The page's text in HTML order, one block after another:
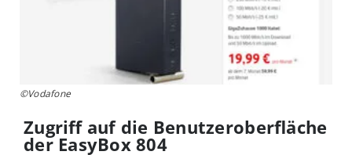
©Vodafone
Zugriff auf die Benutzeroberfläche
der EasyBox 804